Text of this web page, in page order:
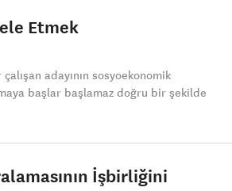
Etmek
adayının sosyoekonomik
başlar başlamaz doğru bir şekilde
İşbirliğini